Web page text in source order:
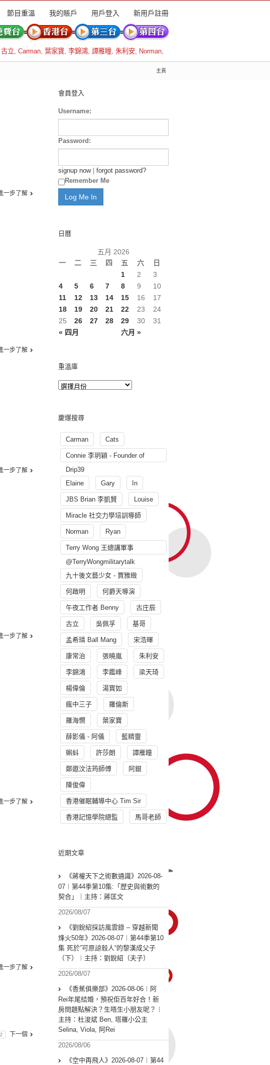
節目重溫 我的賬戶 用戶登入 新用戶註冊
古立, Carman, 葉家寶, 李錦鴻, 譚雁瞳, 朱利安, Norman,
主頁
一步了解
一步了解
一步了解
一步了解
一步了解
一步了解
2 下一個
會員登入
Username:
Password:
signup now| forgot password?
Remember Me
日曆
五月 2026
一
二 三 四 五 六 日
« 四月 六月 »
1 2
3
4
5 6 7 8 9
10
11
12 13 14 15 16
17
18
19 20 21 22 23
24
25
26 27 28 29 30 31
重溫庫
慶爆搜尋
Carman Cats
Connie 李玥穎 - Founder of
Drip39
Elaine
Gary In
JBS Brian 李凱賢 Louise
Miracle 社交力學培訓導師
Norman Ryan
Terry Wong 王總講軍事
@TerryWongmilitarytalk
九十後文藝少女 - 賈雅緻
何啟明 何爵天導演
午夜工作者 Benny 古庄辰
古立 吳佩孚 基哥
孟希璘 Ball Mang 宋浩暉
康常治 張曉嵐 朱利安
李錦鴻 李鑑峰 梁天琦
楊偉倫 湯寳如
瘋中三子 羅倫斯
羅海憫 葉家寶
薛影儀 - 阿儀 藍精靈
蝌蚪 許莎朗 譚雁瞳
鄭遨汶法筠師傅 阿銀
陳俊偉
香港催眠輔導中心 Tim Sir
香港記憶學院總監 馬哥老師
近期文章
《蔣權天下之術數通識》2026-08-
07︱第44季第10集:「歴史與術數的
契合」｜主持：蔣匡文
2026/08/07
《劉銳紹採訪風雲錄 – 穿越新聞
烽火50年》2026-08-07︱第44季第10
集 死於”可原諒殺人“的黎漢成父子
（下）︱主持：劉銳紹（夫子）
2026/08/07
《香蕉俱樂部》2026-08-06︱阿
Rei年尾結婚，預祝佢百年好合！新
房問題點解決？生唔生小朋友呢？︱
主持：杜浚斌 Ben, 塔羅小公主
Selina, Viola, 阿Rei
2026/08/06
《空中再飛人》2026-08-07︱第44